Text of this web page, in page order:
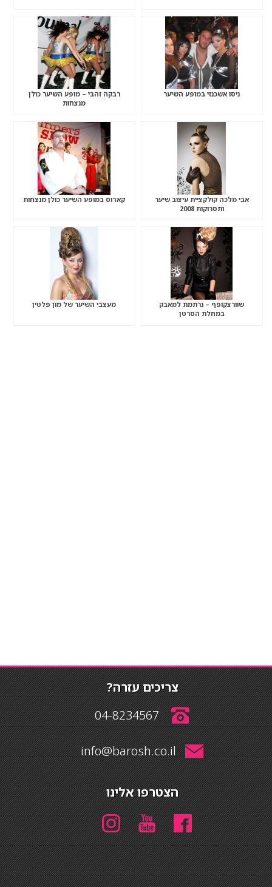
ניסו אשכנזי במופע השיער
רבקה זהבי – מופע השיער כולן
מנצחות
אבי מלכה קולקציית עיצוב שיער
ותסרוקות 2008
קאדוס במופע השיער כולן מנצחות
שוורצקופף – נרתמת למאבק
במחלת הסרטן
מעצבי השיער של מון פלטין
צריכים עזרה?
04-8234567
info@barosh.co.il
הצטרפו אלינו